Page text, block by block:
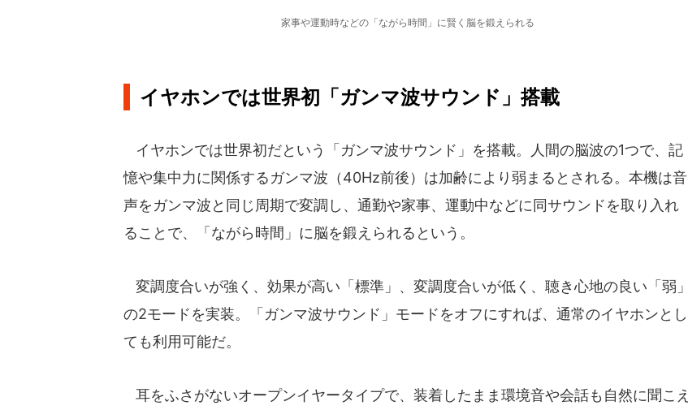
家事や運動時などの「ながら時間」に賢く脳を鍛えられる
イヤホンでは世界初「ガンマ波サウンド」搭載
イヤホンでは世界初だという「ガンマ波サウンド」を搭載。人間の脳波の1つで、記
憶や集中力に関係するガンマ波（40Hz前後）は加齢により弱まるとされる。本機は音
声をガンマ波と同じ周期で変調し、通勤や家事、運動中などに同サウンドを取り入れ
ることで、「ながら時間」に脳を鍛えられるという。
変調度合いが強く、効果が高い「標準」、変調度合いが低く、聴き心地の良い「弱」
の2モードを実装。「ガンマ波サウンド」モードをオフにすれば、通常のイヤホンとし
ても利用可能だ。
耳をふさがないオープンイヤータイプで、装着したまま環境音や会話も自然に聞こえ